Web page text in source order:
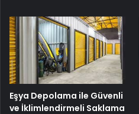
Eşya Depolama ile Güvenli
ve İklimlendirmeli Saklama